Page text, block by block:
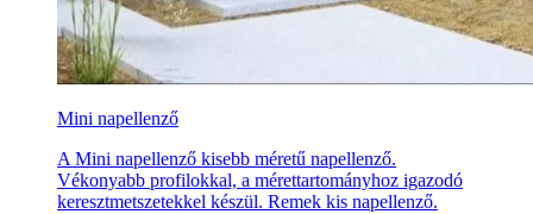
Mini napellenző
A Mini napellenző kisebb méretű napellenző.
Vékonyabb profilokkal, a mérettartományhoz igazodó
keresztmetszetekkel készül. Remek kis napellenző.